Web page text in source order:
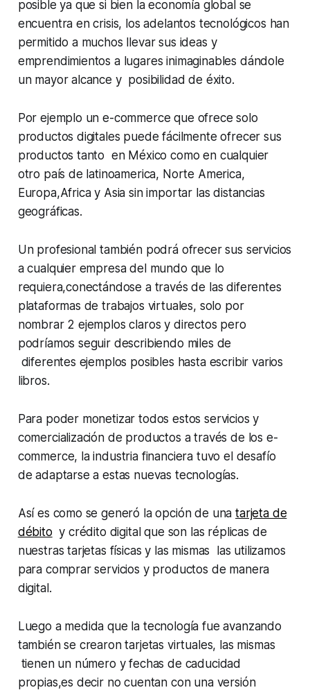
posible ya que si bien la economía global se
encuentra en crisis, los adelantos tecnológicos han
permitido a muchos llevar sus ideas y
emprendimientos a lugares inimaginables dándole
un mayor alcance y posibilidad de éxito.
Por ejemplo un e-commerce que ofrece solo
productos digitales puede fácilmente ofrecer sus
productos tanto en México como en cualquier
otro país de latinoamerica, Norte America,
Europa,Africa y Asia sin importar las distancias
geográficas.
Un profesional también podrá ofrecer sus servicios
a cualquier empresa del mundo que lo
requiera,conectándose a través de las diferentes
plataformas de trabajos virtuales, solo por
nombrar 2 ejemplos claros y directos pero
podríamos seguir describiendo miles de
diferentes ejemplos posibles hasta escribir varios
libros.
Para poder monetizar todos estos servicios y
comercialización de productos a través de los e-
commerce, la industria financiera tuvo el desafío
de adaptarse a estas nuevas tecnologías.
Así es como se generó la opción de unatarjeta de
débito y crédito digital que son las réplicas de
nuestras tarjetas físicas y las mismas las utilizamos
para comprar servicios y productos de manera
digital.
Luego a medida que la tecnología fue avanzando
también se crearon tarjetas virtuales, las mismas
tienen un número y fechas de caducidad
propias,es decir no cuentan con una versión